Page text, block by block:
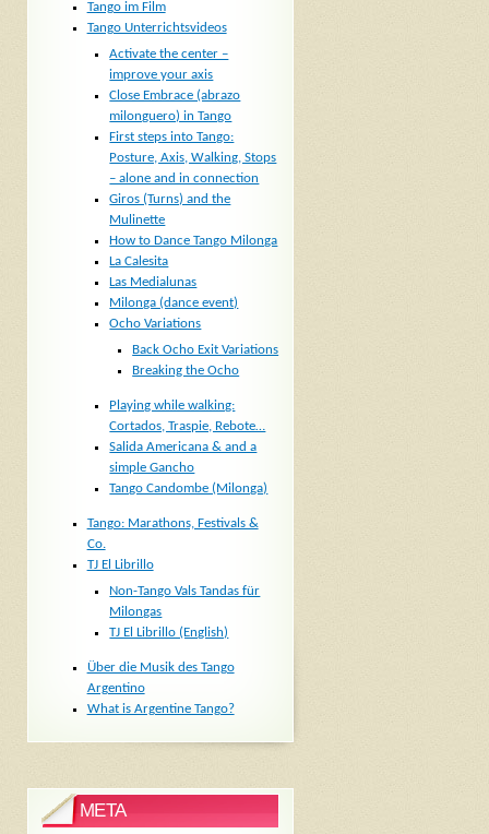
Tango im Film
Tango Unterrichtsvideos
Activate the center –
improve your axis
Close Embrace (abrazo
milonguero) in Tango
First steps into Tango:
Posture, Axis, Walking, Stops
– alone and in connection
Giros (Turns) and the
Mulinette
How to Dance Tango Milonga
La Calesita
Las Medialunas
Milonga (dance event)
Ocho Variations
Back Ocho Exit Variations
Breaking the Ocho
Playing while walking:
Cortados, Traspie, Rebote…
Salida Americana & and a
simple Gancho
Tango Candombe (Milonga)
Tango: Marathons, Festivals &
Co.
TJ El Librillo
Non-Tango Vals Tandas für
Milongas
TJ El Librillo (English)
Über die Musik des Tango
Argentino
What is Argentine Tango?
META